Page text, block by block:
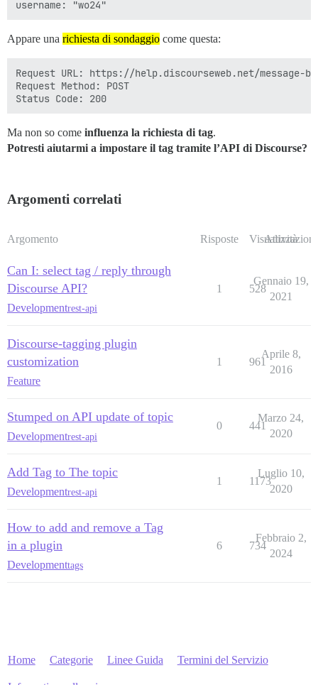
Appare una richiesta di sondaggio come questa:
Request URL: https://help.discourseweb.net/message-
Request Method: POST
Ma non so come influenza la richiesta di tag.
Potresti aiutarmi a impostare il tag tramite l’API di Discourse?
Argomenti correlati
Argomento Risposte Visualizzazioni
Attività
Can I: select tag / reply through
Discourse API?
Developmentrest-api
1 528
Gennaio 19,
2021
Discourse-tagging plugin
customization
Feature
1 961
Aprile 8,
2016
Stumped on API update of topic
Developmentrest-api
0 441
Marzo 24,
2020
Add Tag to The topic
Developmentrest-api
1 1173
Luglio 10,
2020
How to add and remove a Tag
in a plugin
Developmenttags
6 734
Febbraio 2,
2024
Home Categorie Linee Guida Termini del Servizio